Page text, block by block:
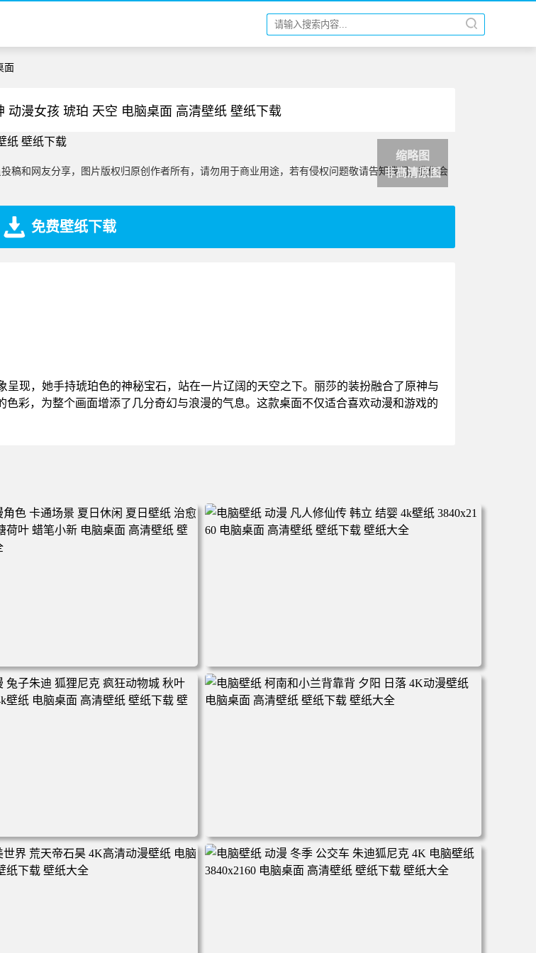
面
动漫女孩 琥珀 天空 电脑桌面 高清壁纸 壁纸下载
缩略图
非高清原图
稿和网友分享，图片版权归原创作者所有，请勿用于商业用途，若有侵权问题敬请告知我们，我们会
免费壁纸下载
现，她手持琥珀色的神秘宝石，站在一片辽阔的天空之下。丽莎的装扮融合了原神与
彩，为整个画面增添了几分奇幻与浪漫的气息。这款桌面不仅适合喜欢动漫和游戏的
卡通场景 夏日休闲 夏日壁纸 治愈系 童
蜡笔小新 电脑桌面 高清壁纸 壁纸下载 壁
电脑壁纸 动漫 凡人修仙传 韩立 结婴 4k壁纸 3840x2160 电
脑桌面 高清壁纸 壁纸下载 壁纸大全
子朱迪 狐狸尼克 疯狂动物城 秋叶 秋天森
脑桌面 高清壁纸 壁纸下载 壁纸大全
电脑壁纸 柯南和小兰背靠背 夕阳 日落 4K动漫壁纸 电脑桌
面 高清壁纸 壁纸下载 壁纸大全